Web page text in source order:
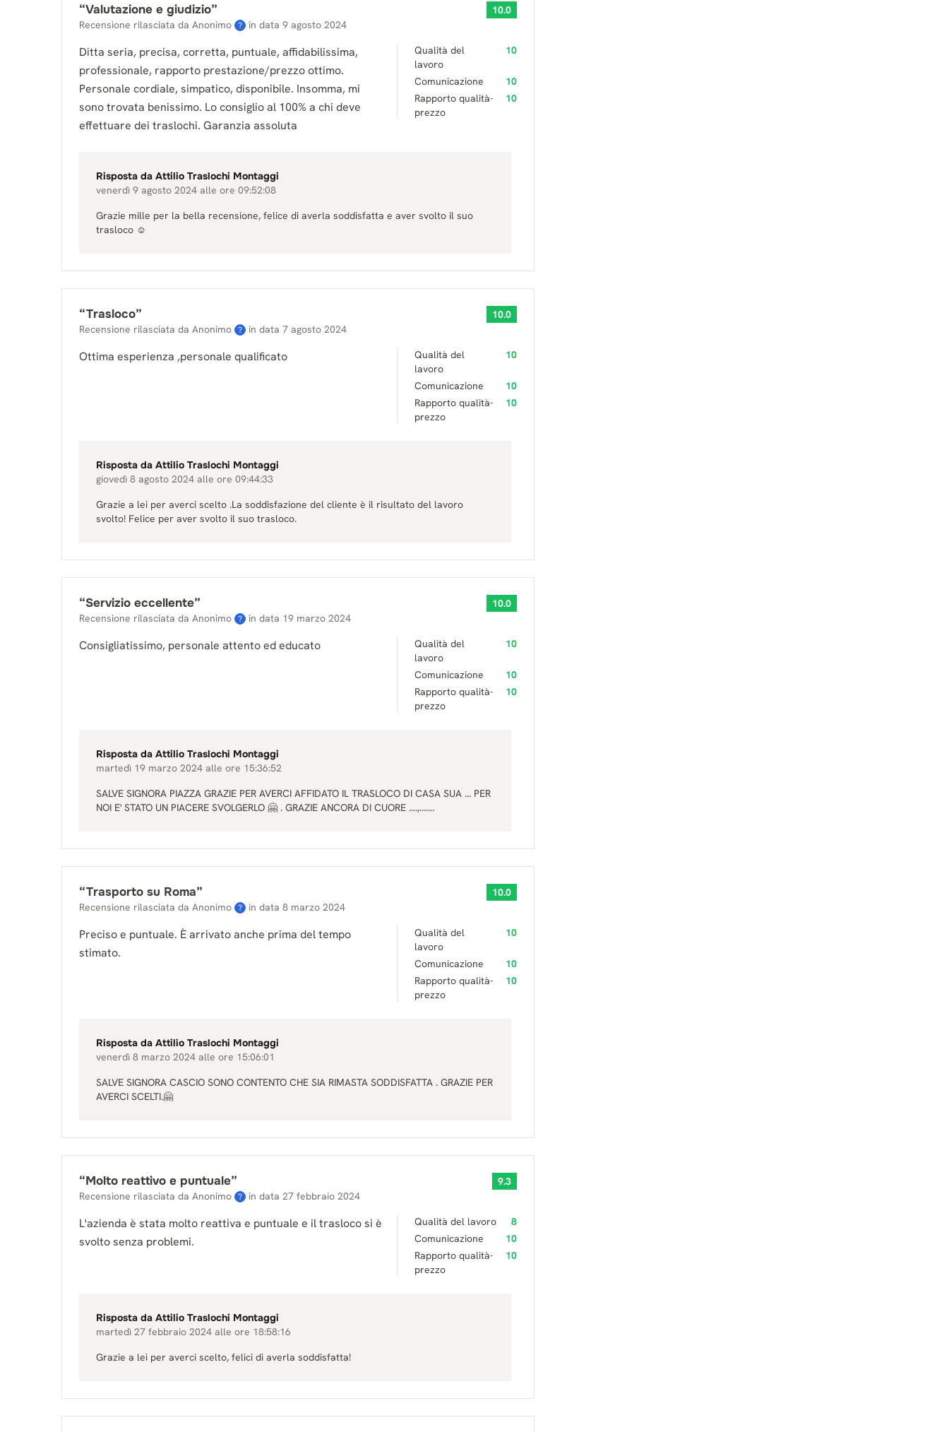
“Valutazione e giudizio”
Recensione rilasciata da Anonimo ? in data 9 agosto 2024
10.0
Ditta seria, precisa, corretta, puntuale, affidabilissima,
professionale, rapporto prestazione/prezzo ottimo.
Personale cordiale, simpatico, disponibile. Insomma, mi
sono trovata benissimo. Lo consiglio al 100% a chi deve
effettuare dei traslochi. Garanzia assoluta
Qualità del
lavoro
10
Comunicazione
10
Rapporto qualità-
prezzo
10
Risposta da Attilio Traslochi Montaggi
venerdì 9 agosto 2024 alle ore 09:52:08
Grazie mille per la bella recensione, felice di averla soddisfatta e aver svolto il suo
trasloco ☺️
“Trasloco”
Recensione rilasciata da Anonimo ? in data 7 agosto 2024
10.0
Ottima esperienza ,personale qualificato
Qualità del
lavoro
10
Comunicazione
10
Rapporto qualità-
prezzo
10
Risposta da Attilio Traslochi Montaggi
giovedì 8 agosto 2024 alle ore 09:44:33
Grazie a lei per averci scelto .La soddisfazione del cliente è il risultato del lavoro
svolto! Felice per aver svolto il suo trasloco.
“Servizio eccellente”
Recensione rilasciata da Anonimo ? in data 19 marzo 2024
10.0
Consigliatissimo, personale attento ed educato
Qualità del
lavoro
10
Comunicazione
10
Rapporto qualità-
prezzo
10
Risposta da Attilio Traslochi Montaggi
martedì 19 marzo 2024 alle ore 15:36:52
SALVE SIGNORA PIAZZA GRAZIE PER AVERCI AFFIDATO IL TRASLOCO DI CASA SUA ... PER
NOI E' STATO UN PIACERE SVOLGERLO 🤗 . GRAZIE ANCORA DI CUORE ....,.......
“Trasporto su Roma”
Recensione rilasciata da Anonimo ? in data 8 marzo 2024
10.0
Preciso e puntuale. È arrivato anche prima del tempo
stimato.
Qualità del
lavoro
10
Comunicazione
10
Rapporto qualità-
prezzo
10
Risposta da Attilio Traslochi Montaggi
venerdì 8 marzo 2024 alle ore 15:06:01
SALVE SIGNORA CASCIO SONO CONTENTO CHE SIA RIMASTA SODDISFATTA . GRAZIE PER
AVERCI SCELTI.🤗
“Molto reattivo e puntuale”
Recensione rilasciata da Anonimo ? in data 27 febbraio 2024
9.3
L'azienda è stata molto reattiva e puntuale e il trasloco si è
svolto senza problemi.
Qualità del lavoro
8
Comunicazione
10
Rapporto qualità-
prezzo
10
Risposta da Attilio Traslochi Montaggi
martedì 27 febbraio 2024 alle ore 18:58:16
Grazie a lei per averci scelto, felici di averla soddisfatta!